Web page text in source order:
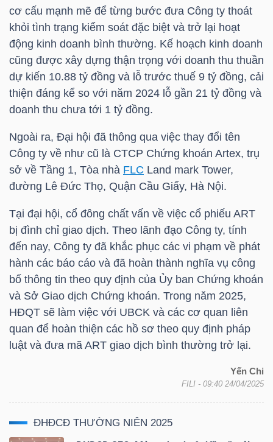
cơ cấu mạnh mẽ để từng bước đưa Công ty thoát
khỏi tình trạng kiểm soát đặc biệt và trở lại hoạt
động kinh doanh bình thường. Kế hoạch kinh doanh
cũng được xây dựng thận trọng với doanh thu thuần
dự kiến 10.88 tỷ đồng và lỗ trước thuế 9 tỷ đồng, cải
thiện đáng kể so với năm 2024 lỗ gần 21 tỷ đồng và
doanh thu chưa tới 1 tỷ đồng.
Ngoài ra, Đại hội đã thông qua việc thay đổi tên
Công ty về như cũ là CTCP Chứng khoán Artex, trụ
sở về Tầng 1, Tòa nhà FLC Land mark Tower,
đường Lê Đức Thọ, Quận Cầu Giấy, Hà Nội.
Tại đại hội, cổ đông chất vấn về việc cổ phiếu ART
bị đình chỉ giao dịch. Theo lãnh đạo Công ty, tính
đến nay, Công ty đã khắc phục các vi phạm về phát
hành các báo cáo và đã hoàn thành nghĩa vụ công
bố thông tin theo quy định của Ủy ban Chứng khoán
và Sở Giao dịch Chứng khoán. Trong năm 2025,
HĐQT sẽ làm việc với UBCK và các cơ quan liên
quan để hoàn thiện các hồ sơ theo quy định pháp
luật và đưa mã ART giao dịch bình thường trở lại.
Yến Chi
FILI - 09:40 24/04/2025
ĐHĐCĐ THƯỜNG NIÊN 2025
VĨ
MÔ
NGÀNH
DOANH
NGHIỆP
PHIẾU
PHÁI
SINH
PHIẾU